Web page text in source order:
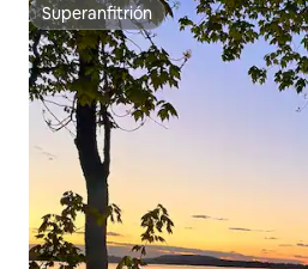
Superanfitrión
Superanfitrión